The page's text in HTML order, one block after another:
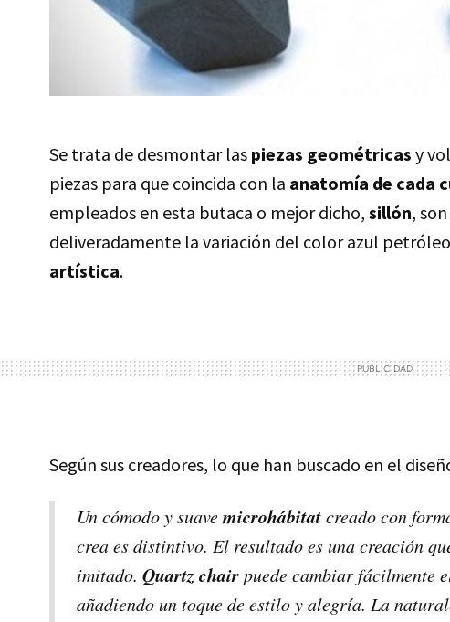
Se trata de desmontar las piezas geométricas y
piezas para que coincida con la anatomía de cada
empleados en esta butaca o mejor dicho, sillón,
deliveradamente la variación del color azul
artística.
Según sus creadores, lo que han buscado en el
Un cómodo y suavemicrohábitatcreado con
crea es distintivo. El resultado es una creación
imitado. Quartz chairpuede cambiar fácilmente
añadiendo un toque de estilo y alegría. La